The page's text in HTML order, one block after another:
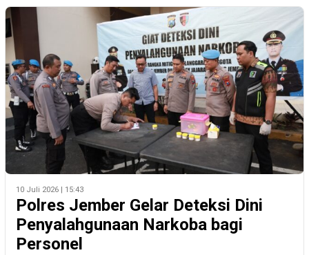
10 Juli 2026 | 15:43
Polres Jember Gelar Deteksi Dini
Penyalahgunaan Narkoba bagi
Personel